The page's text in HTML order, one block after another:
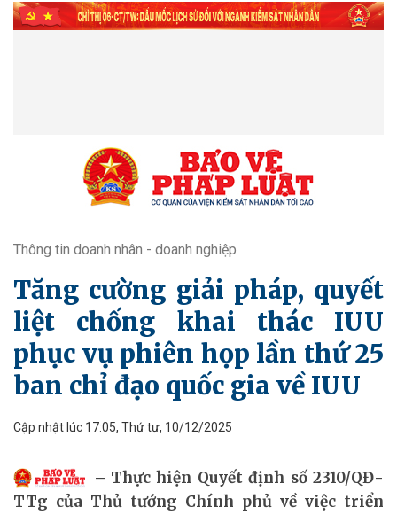
Thông tin doanh nhân - doanh nghiệp
Tăng cường giải pháp, quyết
liệt chống khai thác IUU
phục vụ phiên họp lần thứ 25
ban chỉ đạo quốc gia về IUU
Cập nhật lúc 17:05, Thứ tư, 10/12/2025
Thực hiện Quyết định số 2310/QĐ-
TTg của Thủ tướng Chính phủ về việc triển